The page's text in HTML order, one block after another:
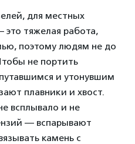
для местных
тяжелая работа,
поэтому людям не до
не портить
и утонувшим
плавники и хвост.
всплывало и не
— вспарывают
камень с